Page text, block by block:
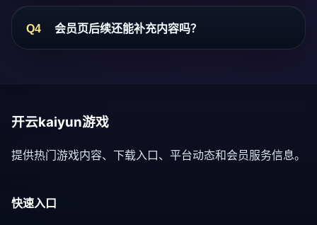
Q4 会员页后续还能补充内容吗？
开云kaiyun游戏
提供热门游戏内容、下载入口、平台动态和会员服务信息。
快速入口